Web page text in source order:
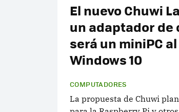
El nuevo Chuwi
un adaptador
será un miniPC
Windows 10
COMPUTADORES
La propuesta de Chuwi